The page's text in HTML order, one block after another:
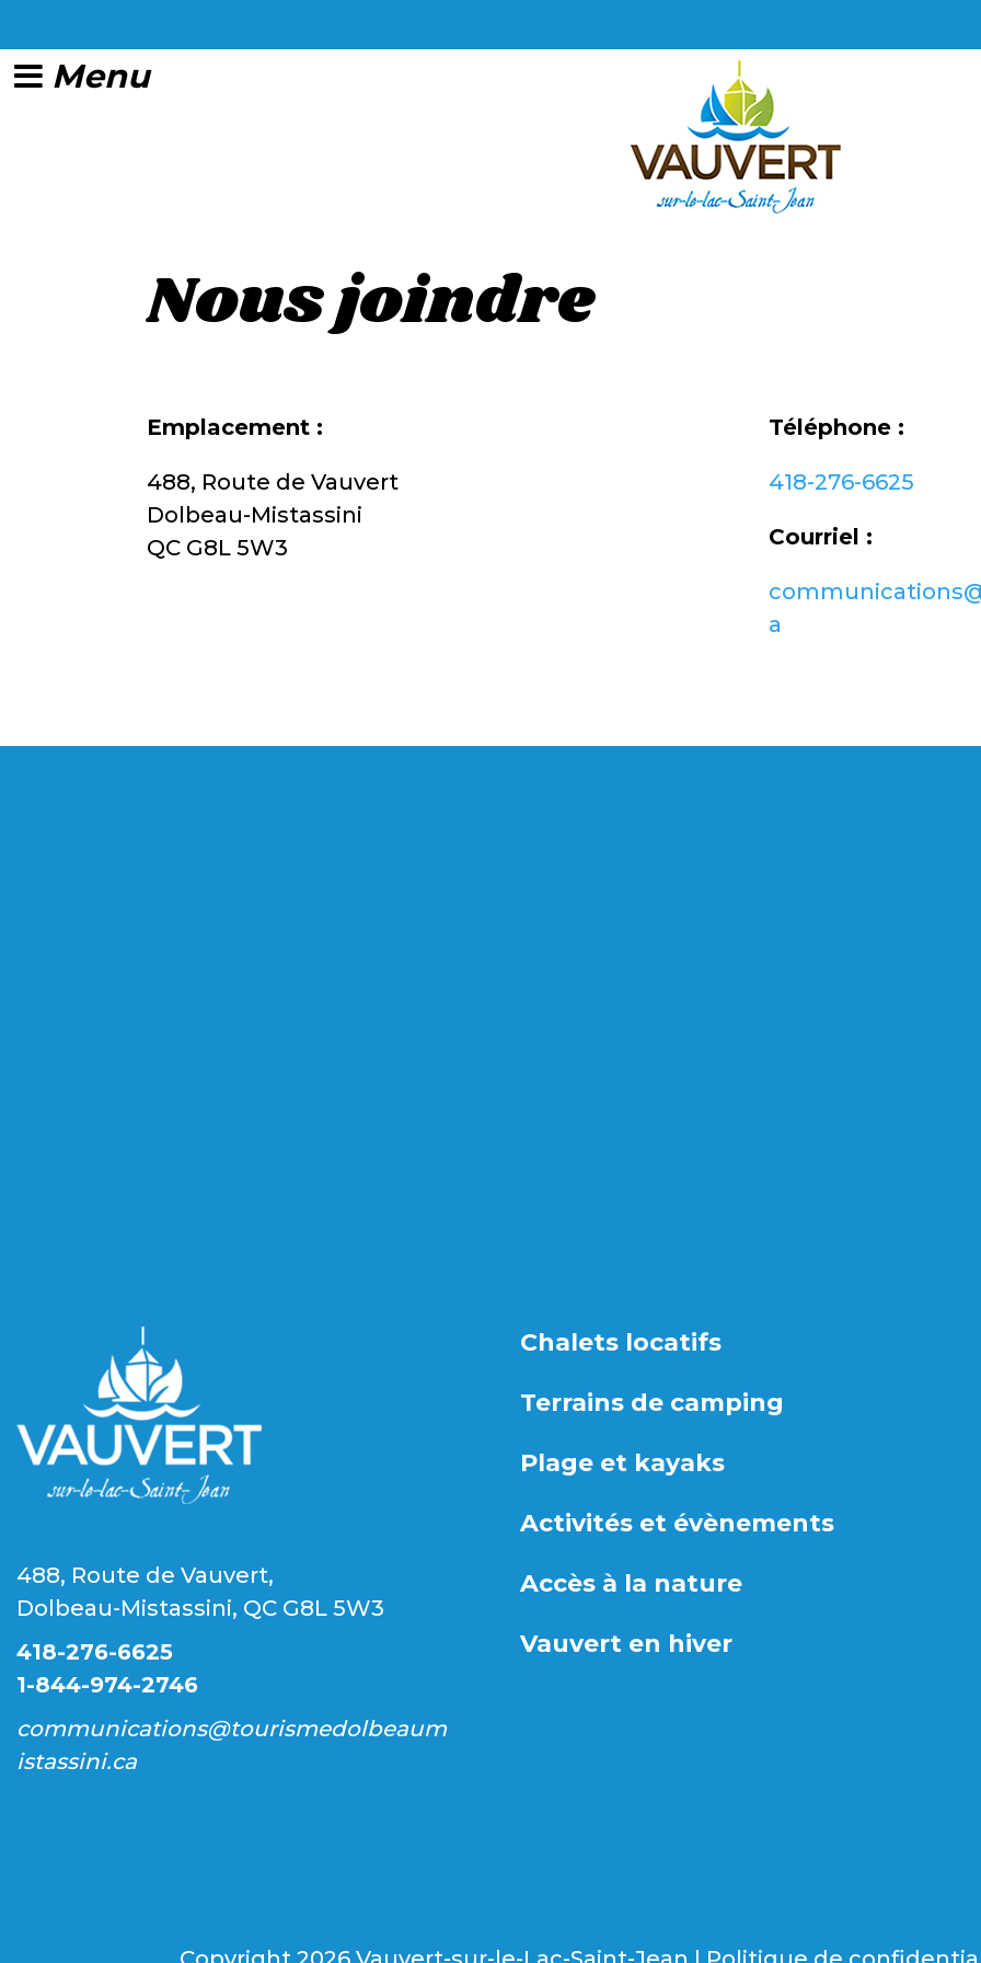
Nous joindre
Emplacement :
488, Route de Vauvert
Dolbeau-Mistassini
QC G8L 5W3
Téléphone :
418-276-6625
Courriel :
a
488, Route de Vauvert,
Dolbeau-Mistassini, QC G8L 5W3
418-276-6625
1-844-974-2746
communications@tourismedolbeaum
istassini.ca
Chalets locatifs
Terrains de camping
Plage et kayaks
Activités et évènements
Accès à la nature
Vauvert en hiver